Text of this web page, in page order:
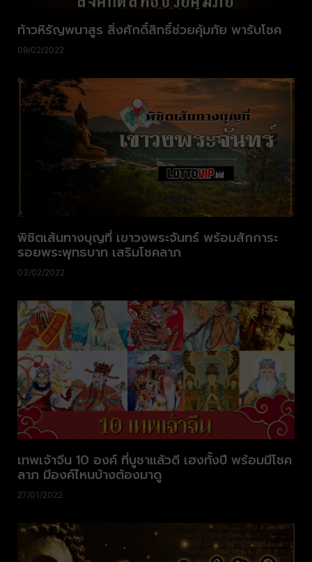
ท้าวหิรัญพนาสูร สิ่งศักดิ์สิทธิ์ช่วยคุ้มภัย พารับโชค
09/02/2022
พิชิตเส้นทางบุญที่ เขาวงพระจันทร์ พร้อมสักการะ
รอยพระพุทธบาท เสริมโชคลาภ
03/02/2022
เทพเจ้าจีน 10 องค์ ที่บูชาแล้วดี เฮงทั้งปี พร้อมมีโชค
ลาภ มีองค์ไหนบ้างต้องมาดู
27/01/2022